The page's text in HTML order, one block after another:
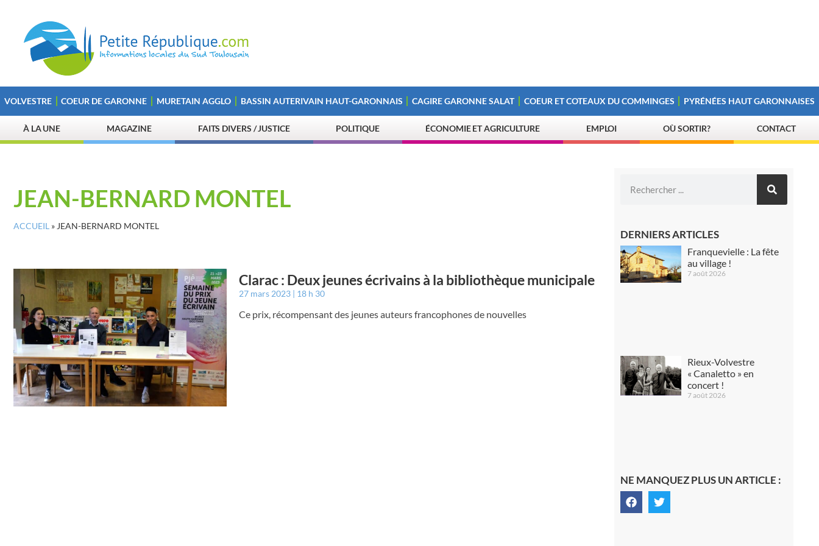
VOLVESTRE COEUR DE GARONNE MURETAIN AGGLO BASSIN AUTERIVAIN HAUT-GARONNAIS CAGIRE GARONNE SALAT COEUR ET COTEAUX DU COMMINGES PYRÉNÉES HAUT GARONNAISES
À LA UNE MAGAZINE FAITS DIVERS / JUSTICE POLITIQUE ÉCONOMIE ET AGRICULTURE EMPLOI OÙ SORTIR? CONTACT
JEAN-BERNARD MONTEL
ACCUEIL » JEAN-BERNARD MONTEL
Clarac : Deux jeunes écrivains à la bibliothèque municipale
27 mars 2023 18 h 30
Ce prix, récompensant des jeunes auteurs francophones de nouvelles
DERNIERS ARTICLES
Franquevielle : La fête
au village !
7 août 2026
Rieux-Volvestre
« Canaletto » en
concert !
7 août 2026
NE MANQUEZ PLUS UN ARTICLE :